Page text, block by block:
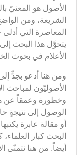
الأصول هو المعنيّ
الشريعة، ومن
المعاصرة التي
يتحوَّل هذا البحث
الأعلام في بحوث
ومن هنا أدعو بجدٍّ
الأصوليّون لمباحث
وخطورة وعمقاً عن
الوصول إلى نتيجةٍ
أو مقالة عابرة
البحث كبار
أيضاً. من هنا نتمنّى